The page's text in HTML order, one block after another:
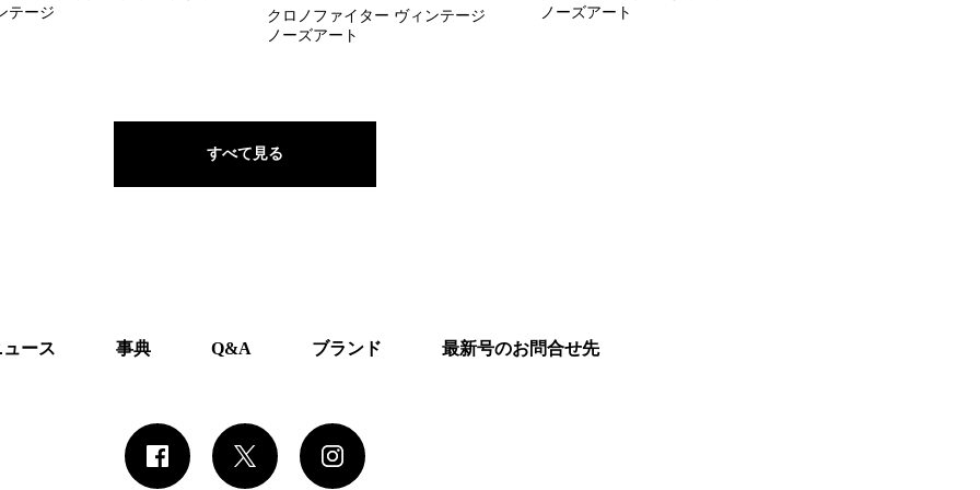
テージ
クロノファイター ヴィンテージ
ノーズアート
ノーズアート
すべて見る
ュース 事典 Q&A ブランド 最新号のお問合せ先